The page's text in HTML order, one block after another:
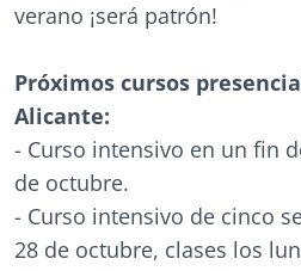
verano ¡será patrón!
Próximos cursos
Alicante:
- Curso intensivo en un fin
de octubre.
- Curso intensivo de cinco
28 de octubre, clases los